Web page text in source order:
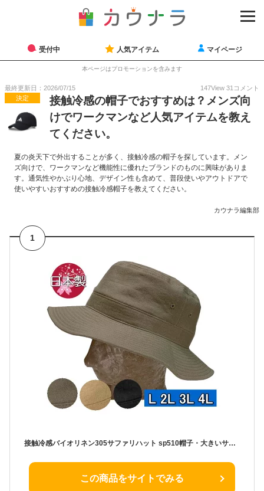
受付中 人気アイテム マイページ
本ページはプロモーションを含みます
最終更新日：2026/07/15 147View 31 コメント
決定
接触冷感の帽子でおすすめは？メンズ向
けでワークマンなど人気アイテムを教え
てください。
夏の炎天下で外出することが多く、接触冷感の帽子を探しています。メン
ズ向けで、ワークマンなど機能性に優れたブランドのものに興味がありま
す。通気性やかぶり心地、デザイン性も含めて、普段使いやアウトドアで
使いやすいおすすめの接触冷感帽子を教えてください。
カウナラ編集部
1
接触冷感バイオリネン305サファリハット sp510帽子・大きいサイズOK・リネン・手洗い可・日本製
この商品をサイトでみる